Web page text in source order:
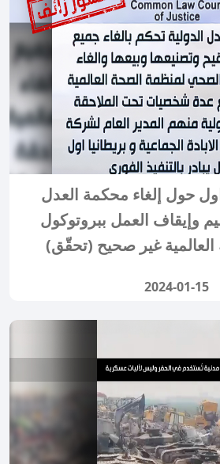
حول إلغاء محكمة العدل
وإيقاف العمل ببروتوكول
غير صحيح (تحقّق)
2024-01-15